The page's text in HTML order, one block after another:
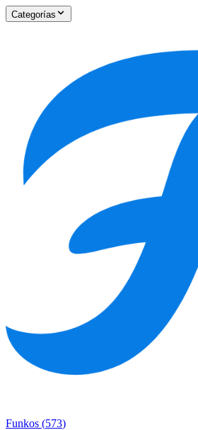
Categorías
Funkos (573)